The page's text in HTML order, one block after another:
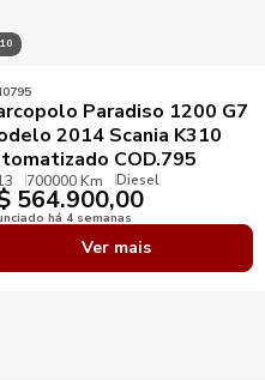
Paradiso 1200 G7
2014 Scania K310
COD.795
700000 Km Diesel
564.900,00
há 4 semanas
Ver mais